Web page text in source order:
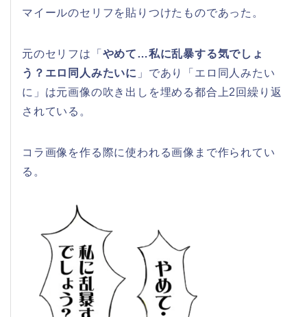
マイールのセリフを貼りつけたものであった。
元のセリフは「 やめて…私に乱暴する気でしょ
う？エロ同人みたいに 」であり「エロ同人みたい
に」は元画像の吹き出しを埋める都合上2回繰り返
されている。
コラ画像を作る際に使われる画像まで作られてい
る。